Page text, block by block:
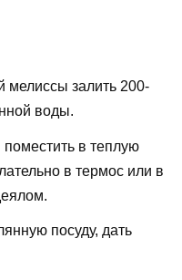
мелиссы залить 200-
воды.
в теплую
в термос или в
посуду, дать